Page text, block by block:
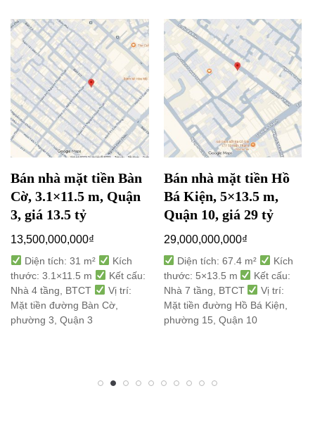
Bán nhà mặt tiền Bàn
Cờ, 3.1×11.5 m, Quận
3, giá 13.5 tỷ
13,500,000,000₫
Diện tích: 31 m²
Kích
thước: 3.1×11.5 m
Kết cấu:
Nhà 4 tầng, BTCT
Vị trí:
Mặt tiền đường Bàn Cờ,
phường 3, Quận 3
Bán nhà mặt tiền Hồ
Bá Kiện, 5×13.5 m,
Quận 10, giá 29 tỷ
29,000,000,000₫
Diện tích: 67.4 m²
Kích
thước: 5×13.5 m
Kết cấu:
Nhà 7 tầng, BTCT
Vị trí:
Mặt tiền đường Hồ Bá Kiện,
phường 15, Quận 10